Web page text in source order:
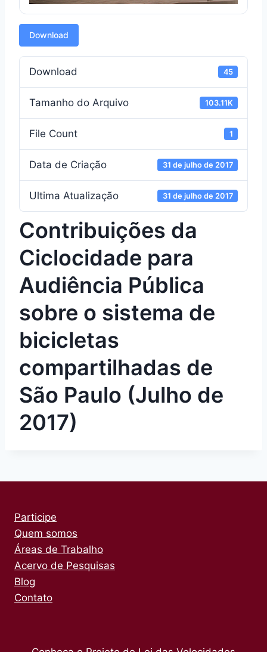
Download
Download 45
Tamanho do Arquivo 103.11K
File Count 1
Data de Criação 31 de julho de 2017
Ultima Atualização 31 de julho de 2017
Contribuições da
Ciclocidade para
Audiência Pública
sobre o sistema de
bicicletas
compartilhadas de
São Paulo (Julho de
2017)
Participe
Quem somos
Áreas de Trabalho
Acervo de Pesquisas
Blog
Contato